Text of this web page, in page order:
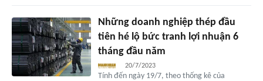
Những doanh nghiệp thép đầu
tiên hé lộ bức tranh lợi nhuận 6
tháng đầu năm
20/7/2023
Tính đến ngày 19/7, theo thống kê của